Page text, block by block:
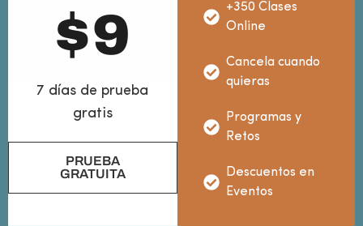
+350 Clases
Online
Cancela cuando
quieras
Programas y
Retos
Descuentos en
Eventos
$9
7 días de prueba
gratis
PRUEBA
GRATUITA